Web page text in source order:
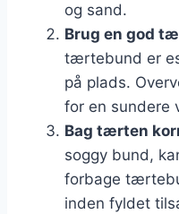
og sand.
Brug en god
tærtebund er
på plads.
for en sundere
Bag tærten
soggy bund,
forbage
inden fyldet